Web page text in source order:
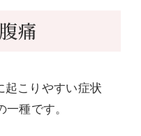
痛
起こりやすい症状
種です。